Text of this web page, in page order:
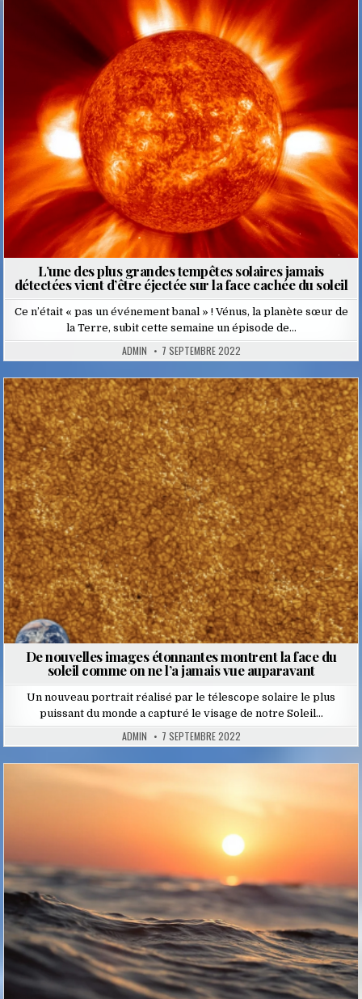
Posted
in
L’une des plus grandes tempêtes solaires jamais
détectées vient d’être éjectée sur la face cachée du soleil
Ce n’était « pas un événement banal » ! Vénus, la planète sœur de
la Terre, subit cette semaine un épisode de…
ADMIN 7 SEPTEMBRE 2022
Posted
in
De nouvelles images étonnantes montrent la face du
soleil comme on ne l’a jamais vue auparavant
Un nouveau portrait réalisé par le télescope solaire le plus
puissant du monde a capturé le visage de notre Soleil…
ADMIN 7 SEPTEMBRE 2022